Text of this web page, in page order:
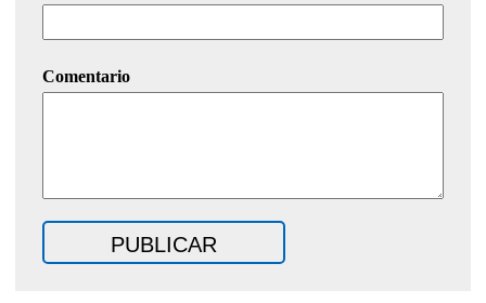
Comentario